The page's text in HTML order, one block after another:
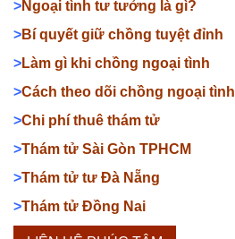
>Ngoại tình tư tưởng là gì?
>Bí quyết giữ chồng tuyệt đỉnh
>Làm gì khi chồng ngoại tình
>Cách theo dõi chồng ngoại tình
>Chi phí thuê thám tử
>Thám tử Sài Gòn TPHCM
>Thám tử tư Đà Nẵng
>Thám tử Đồng Nai